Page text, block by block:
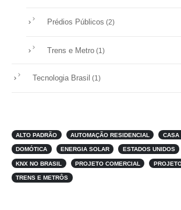
Prédios Públicos (2)
Trens e Metro (1)
Tecnologia Brasil (1)
ALTO PADRÃO AUTOMAÇÃO RESIDENCIAL CASA
DOMÓTICA ENERGIA SOLAR ESTADOS UNIDOS
KNX NO BRASIL PROJETO COMERCIAL
TRENS E METRÔS